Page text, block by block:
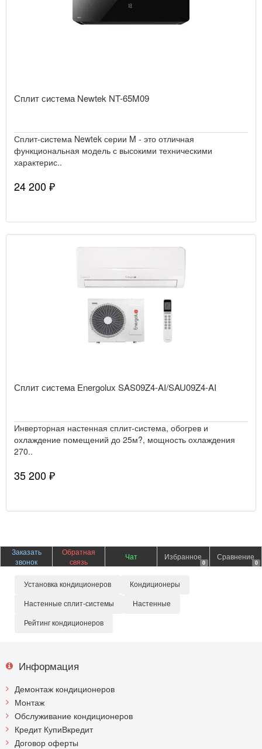
Сплит система Newtek NT-65M09
Сплит-система Newtek серии M - это отличная
функциональная модель с высокими техническими
характерис..
24 200 ₽
Сплит система Energolux SAS09Z4-AI/SAU09Z4-AI
Инверторная настенная сплит-система, обогрев и
охлаждение помещений до 25м?, мощность охлаждения
270..
35 200 ₽
Заказать
звонок
Обратная
связь
Чат Избранное
0
Сравнение
0
Установка кондиционеров Кондиционеры
Настенные сплит-системы Настенные
Рейтинг кондиционеров
Информация
Демонтаж кондиционеров
Монтаж
Обслуживание кондиционеров
Кредит КупиВкредит
Договор оферты